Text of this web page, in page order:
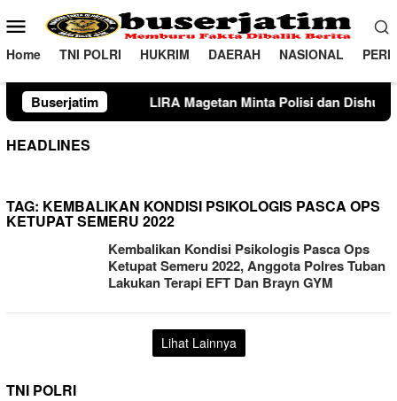
ke
konten
Menu
Mobile
Home TNI POLRI HUKRIM DAERAH NASIONAL
Buserjatim
LIRA Magetan Minta Polisi dan Dishub Gencarkan
HEADLINES
TAG: KEMBALIKAN KONDISI PSIKOLOGIS PASCA OPS
KETUPAT SEMERU 2022
Kembalikan Kondisi Psikologis Pasca Ops
Ketupat Semeru 2022, Anggota Polres Tuban
Lakukan Terapi EFT Dan Brayn GYM
Lihat Lainnya
TNI POLRI